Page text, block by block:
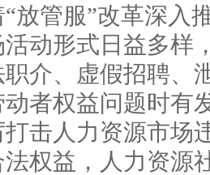
管服”改革深入推
动形式日益多样
介、虚假招聘、
者权益问题时有
打击人力资源市场
法权益，人力资源